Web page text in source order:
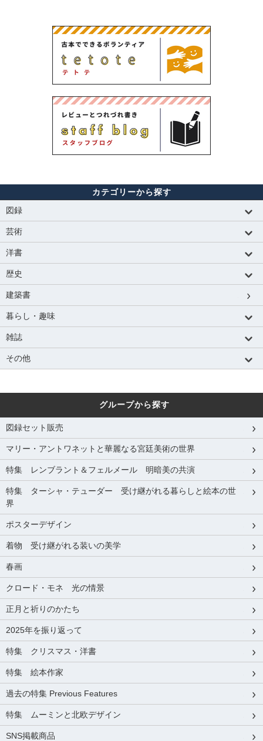
カテゴリーから探す
図録
芸術
洋書
歴史
建築書
暮らし・趣味
雑誌
その他
グループから探す
図録セット販売
マリー・アントワネットと華麗なる宮廷美術の世界
特集 レンブラント＆フェルメール 明暗美の共演
特集 ターシャ・テューダー 受け継がれる暮らしと絵本の世
界
ポスターデザイン
着物 受け継がれる装いの美学
春画
クロード・モネ 光の情景
正月と祈りのかたち
2025年を振り返って
特集 クリスマス・洋書
特集 絵本作家
過去の特集 Previous Features
特集 ムーミンと北欧デザイン
SNS掲載商品